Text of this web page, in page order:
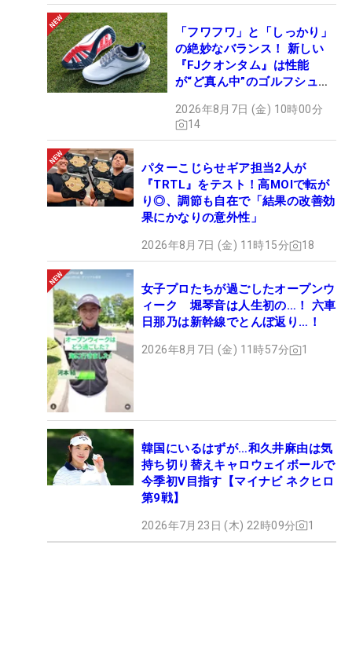
「フワフワ」と「しっかり」
の絶妙なバランス！ 新しい
『FJクオンタム』は性能
が“ど真ん中”のゴルフシュー
2026年8月7日 (金) 10時00分
14
パターこじらせギア担当2人が
『TRTL』をテスト！高MOIで転が
り◎、調節も自在で「結果の改善効
果にかなりの意外性」
2026年8月7日 (金) 11時15分 18
女子プロたちが過ごしたオープンウ
ィーク 堀琴音は人生初の…！ 六車
日那乃は新幹線でとんぼ返り…！
2026年8月7日 (金) 11時57分 1
韓国にいるはずが…和久井麻由は気
持ち切り替えキャロウェイボールで
今季初V目指す【マイナビ ネクヒロ
第9戦】
2026年7月23日 (木) 22時09分 1